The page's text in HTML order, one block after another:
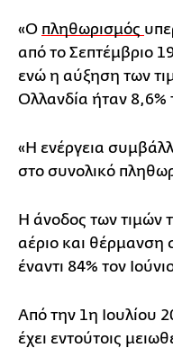
«Ο πληθωρισμός
από το Σεπτέμβριο
ενώ η αύξηση των
Ολλανδία ήταν 8,6%
«Η ενέργεια
στο συνολικό
Η άνοδος των τιμών
αέριο και θέρμανση
έναντι 84% τον
Από την 1η Ιουλίου
έχει εντούτοις